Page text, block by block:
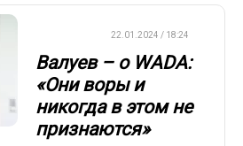
22.01.2024 / 18:24
Валуев – о WADA:
«Они воры и
никогда в этом не
признаются»